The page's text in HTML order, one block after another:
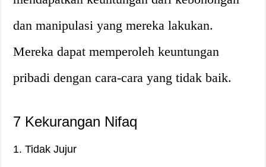
dan manipulasi yang mereka lakukan.
Mereka dapat memperoleh keuntungan
pribadi dengan cara-cara yang tidak baik.
7 Kekurangan Nifaq
1. Tidak Jujur